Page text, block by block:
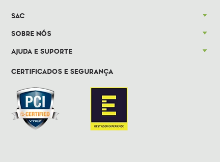
SAC
SOBRE NÓS
AJUDA E SUPORTE
CERTIFICADOS E SEGURANÇA